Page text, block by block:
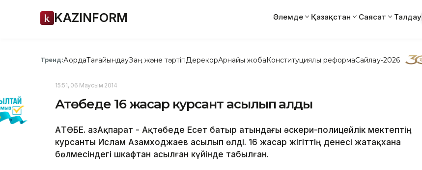
KAZINFORM Әлемде Қазақстан Саясат Талдау
Тренд:АқордаТағайындауЗаң және тәртіпДерекқорАрнайы жобаКонституциялық реформаСайлау-2026
15:51, 06 Маусым 2014
Ақтөбеде 16 жасар курсант асылып қалды
АҚТӨБЕ. ҚазАқпарат - Ақтөбеде Есет батыр атындағы әскери-полицейлік мектептің
курсанты Ислам Азамходжаев асылып өлді. 16 жасар жігіттің денесі жатақхана
бөлмесіндегі шкафтан асылған күйінде табылған.